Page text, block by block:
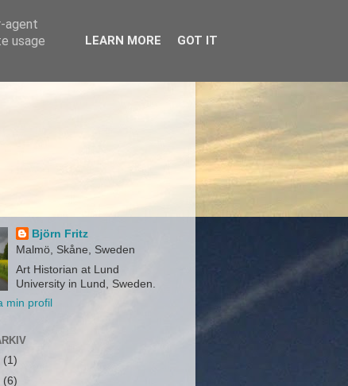
Björn Fritz
Malmö, Skåne, Sweden
Art Historian at Lund
University in Lund, Sweden.
min profil
(1)
(6)
agent
usage
LEARN MORE GOT IT